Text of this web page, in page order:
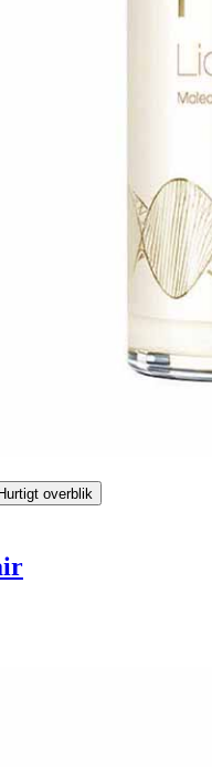
Hurtigt overblik